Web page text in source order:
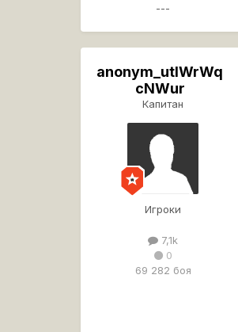
---
anonym_utIWrWq
cNWur
Капитан
Игроки
7,1k
0
69 282 боя